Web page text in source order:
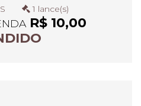
1 lance(s)
R$ 10,00